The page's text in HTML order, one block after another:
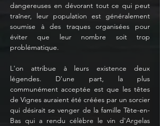
dangereuses en dévorant tout ce qui peut
traîner, leur population est généralement
soumise à des traques organisées pour
éviter que leur nombre soit trop
problématique.
L'on attribue à leurs existence deux
légendes. D'une part, la plus
communément acceptée est que les têtes
de Vignes auraient été créées par un sorcier
qui désirait se venger de la famille Tête-en-
Bas qui a rendu célèbre le vin d'Argelas